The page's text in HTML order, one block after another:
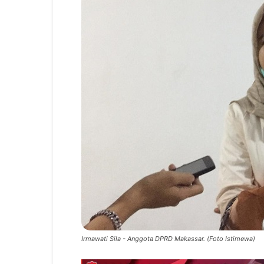
Irmawati Sila - Anggota DPRD Makassar. (Foto Istimewa)